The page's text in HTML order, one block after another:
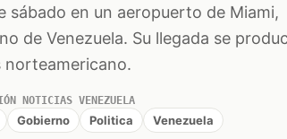
sábado en un aeropuerto de Miami,
de Venezuela. Su llegada se
norteamericano.
NOTICIAS VENEZUELA
Gobierno Politica Venezuela